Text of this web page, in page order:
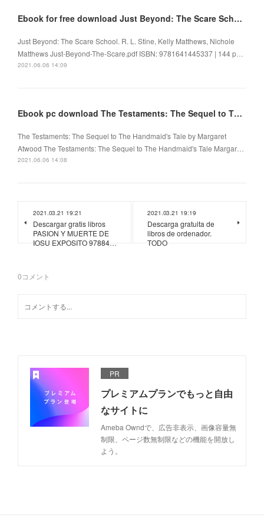
Ebook for free download Just Beyond: The Scare School 9781641445337
Just Beyond: The Scare School. R. L. Stine, Kelly Matthews, Nichole
Matthews Just-Beyond-The-Scare.pdf ISBN: 9781641445337 | 144 p…
2021.06.06 14:09
Ebook pc download The Testaments: The Sequel to The Handmaid's Tale
The Testaments: The Sequel to The Handmaid's Tale by Margaret
Atwood The Testaments: The Sequel to The Handmaid's Tale Margar…
2021.06.06 14:08
2021.03.21 19:21
Descargar gratis libros
PASION Y MUERTE DE
IOSU EXPOSITO 97884…
2021.03.21 19:19
Descarga gratuita de
libros de ordenador.
TODO
0コメント
PR
プレミアムプランでもっと自由
なサイトに
Ameba Owndで、広告非表示、画像容量無
制限、ページ数無制限などの機能を開放し
よう。